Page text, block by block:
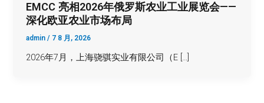
EMCC 亮相2026年俄罗斯农业工业展览会——
深化欧亚农业市场布局
admin/ 7 8 月, 2026
2026年7月，上海骁骐实业有限公司（E […]